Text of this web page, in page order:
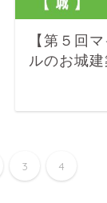
【第５回
ルのお城
3 4